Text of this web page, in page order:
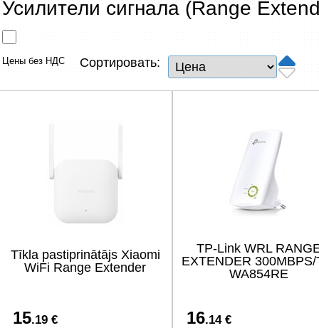
Сетевые товары
ТВ, Фото и электроника
Усилители сигнала (Range
Цены без НДС Сортировать:
Tīkla pastiprinātājs Xiaomi
WiFi Range Extender
15.19 €
TP-Link WRL
EXTENDER 300MBPS/
WA854RE
16.14 €